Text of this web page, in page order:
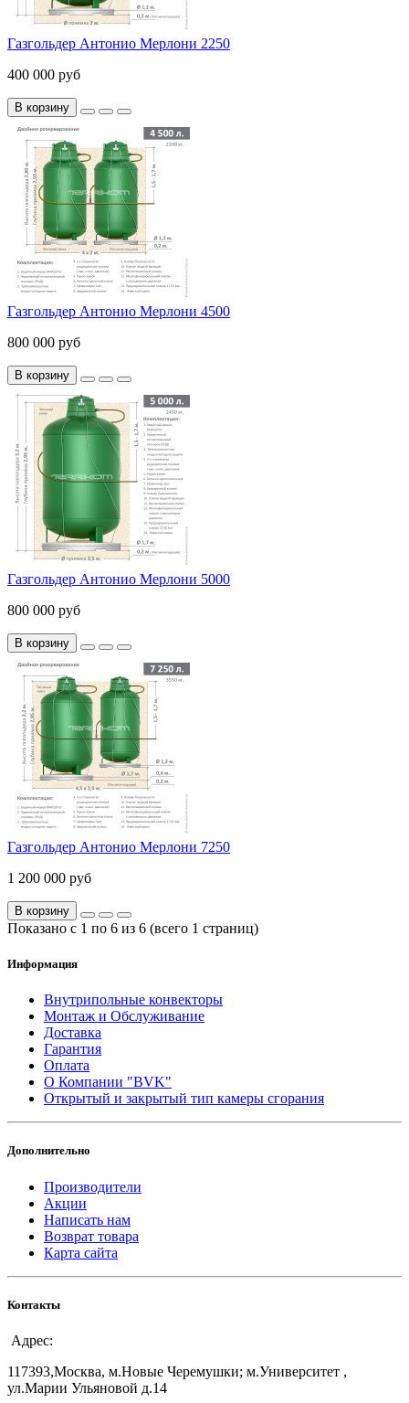
Газгольдер Антонио Мерлони 2250
400 000 руб
В корзину
Газгольдер Антонио Мерлони 4500
800 000 руб
В корзину
Газгольдер Антонио Мерлони 5000
800 000 руб
В корзину
Газгольдер Антонио Мерлони 7250
1 200 000 руб
В корзину
Показано с 1 по 6 из 6 (всего 1 страниц)
Информация
Внутрипольные конвекторы
Монтаж и Обслуживание
Доставка
Гарантия
Оплата
О Компании "BVK"
Открытый и закрытый тип камеры сгорания
Дополнительно
Производители
Акции
Написать нам
Возврат товара
Карта сайта
Контакты
Адрес:
117393,Москва, м.Новые Черемушки; м.Университет ,
ул.Марии Ульяновой д.14